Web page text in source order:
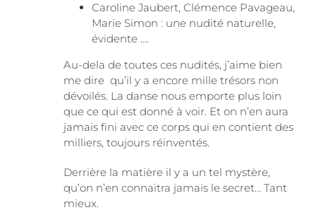
Caroline Jaubert, Clémence Pavageau,
Marie Simon : une nudité naturelle,
évidente ….
Au-dela de toutes ces nudités, j’aime bien
me dire qu’il y a encore mille trésors non
dévoilés. La danse nous emporte plus loin
que ce qui est donné à voir. Et on n’en aura
jamais fini avec ce corps qui en contient des
milliers, toujours réinventés.
Derrière la matière il y a un tel mystère,
qu’on n’en connaitra jamais le secret… Tant
mieux.